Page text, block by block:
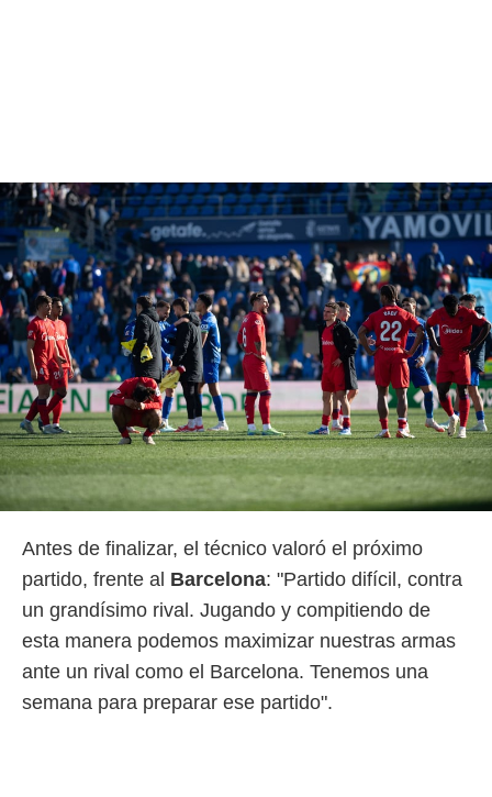
Antes de finalizar, el técnico valoró el próximo
partido, frente al Barcelona: "Partido difícil, contra
un grandísimo rival. Jugando y compitiendo de
esta manera podemos maximizar nuestras armas
ante un rival como el Barcelona. Tenemos una
semana para preparar ese partido".